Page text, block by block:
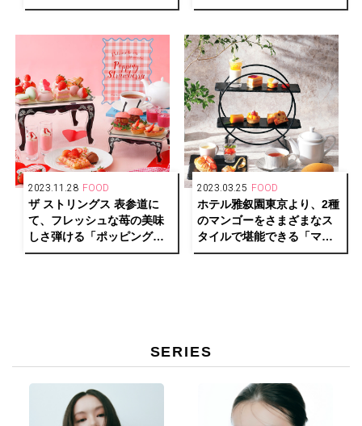
クテルイベント「シンポジ
2023.11.28 FOOD
ザ ストリングス 表参道に
て、フレッシュな苺の美味
しさ弾ける「ポッピングス
トロベリー アフタヌーンテ
2023.03.25 FOOD
ホテル雅叙園東京より、2種
のマンゴーをさまざまなス
タイルで堪能できる「マン
ゴーアフタヌーンティー」
SERIES